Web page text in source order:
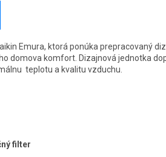
Emura, ktorá ponúka prepracovaný
domova komfort. Dizajnová jednotka
teplotu a kvalitu vzduchu.
filter